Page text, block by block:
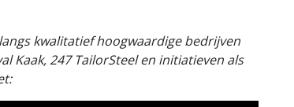
kwalitatief hoogwaardige bedrijven
Kaak, 247 TailorSteel en initiatieven als